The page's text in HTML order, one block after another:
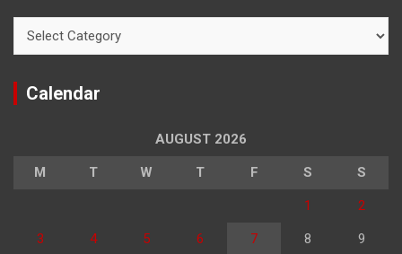
Calendar
AUGUST 2026
M T W T F S S
1 2
3 4 5 6 7 8 9